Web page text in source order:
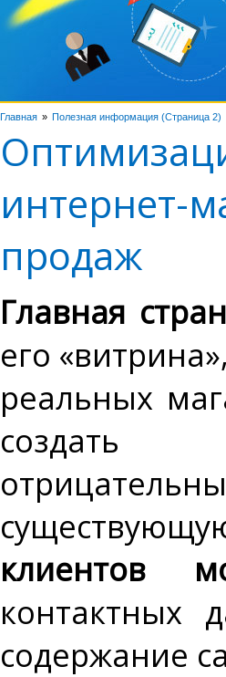
Главная Полезная информация (Страница 2)
продаж
Главная
его
реальных
создать
клиентов
контактных
содержание